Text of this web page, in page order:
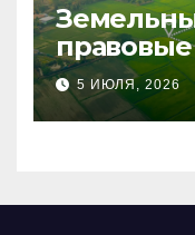
5 ИЮЛЯ, 2026